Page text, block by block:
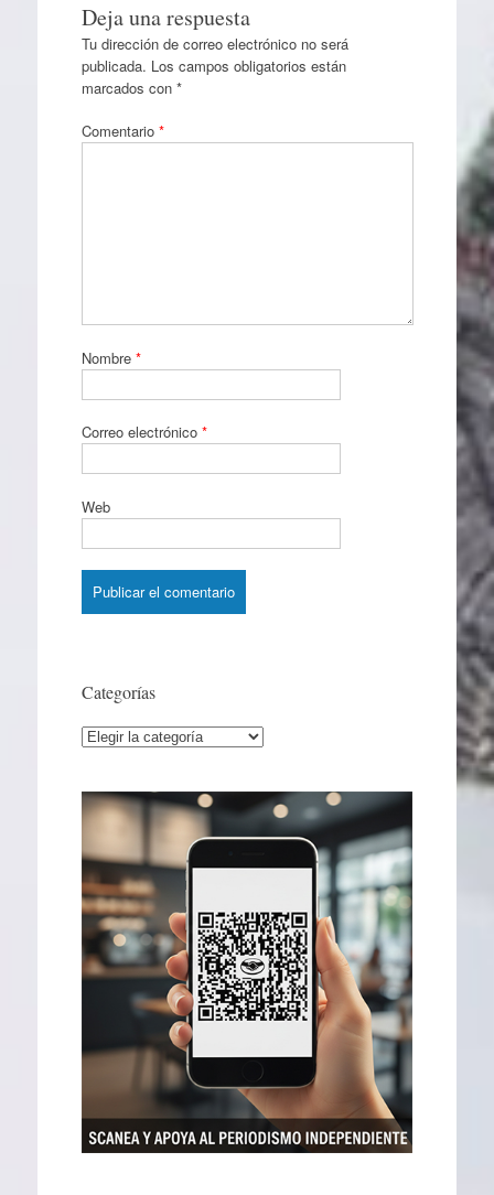
Deja una respuesta
Tu dirección de correo electrónico no será
publicada. Los campos obligatorios están
marcados con *
Comentario *
Nombre *
Correo electrónico *
Web
Categorías
Categorías